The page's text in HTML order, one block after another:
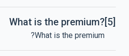
[5]
What is the premium?
What is the premium?